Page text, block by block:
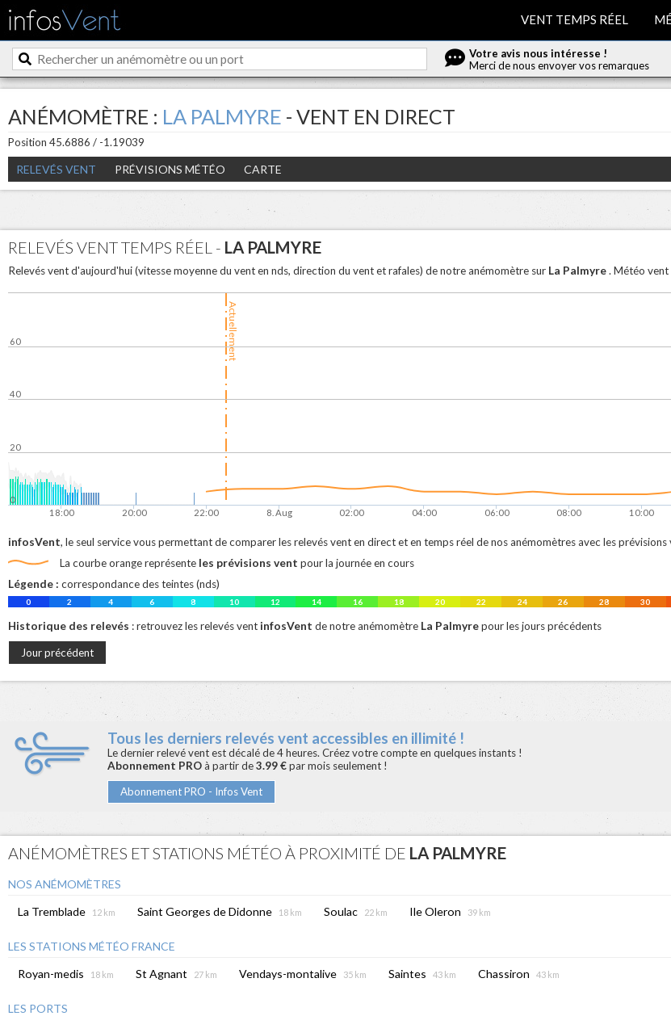
VENT TEMPS RÉEL
Votre avis nous intéresse !
Merci de nous envoyer vos remarques
ANÉMOMÈTRE : LA PALMYRE - VENT EN DIRECT
Position 45.6886 / -1.19039
RELEVÉS VENT PRÉVISIONS MÉTÉO CARTE
RELEVÉS VENT TEMPS RÉEL - LA PALMYRE
Relevés vent d'aujourd'hui (vitesse moyenne du vent en nds, direction du vent et rafales) de notre anémomètre sur La Palmyre. Météo vent
Actuellement
18:00 20:00 22:00 8. Aug 02:00 04:00 06:00 08:00 10:00
0
20
40
60
infosVent, le seul service vous permettant de comparer les relevés vent en direct et en temps réel de nos anémomètres avec les
La courbe orange représente les prévisions vent pour la journée en cours
Légende : correspondance des teintes (nds)
0 2 4 6 8 10 12 14 16 18 20 22 24 26 28 30
Historique des relevés : retrouvez les relevés vent infosVent de notre anémomètre La Palmyrepour les jours précédents
Jour précédent
Tous les derniers relevés vent accessibles en illimité !
Le dernier relevé vent est décalé de 4 heures. Créez votre compte en quelques instants !
Abonnement PROà partir de3.99 €par mois seulement !
Abonnement PRO - Infos Vent
ANÉMOMÈTRES ET STATIONS MÉTÉO À PROXIMITÉ DE LA PALMYRE
NOS ANÉMOMÈTRES
La Tremblade
12 km Saint Georges de Didonne 18 km Soulac 22 km Ile Oleron 39 km
LES STATIONS MÉTÉO FRANCE
Royan-medis
18 km St Agnant 27 km Vendays-montalive 35 km Saintes 43 km Chassiron 43 km
LES PORTS